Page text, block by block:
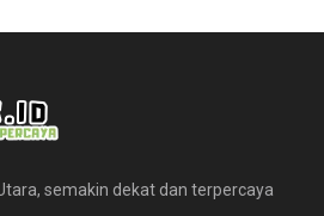
semakin dekat dan terpercaya